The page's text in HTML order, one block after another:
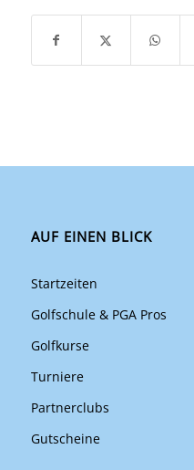
AUF EINEN BLICK
Startzeiten
Golfschule & PGA Pros
Golfkurse
Turniere
Partnerclubs
Gutscheine